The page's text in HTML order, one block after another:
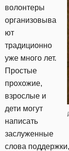
волонтеры
организовыва
ют
традиционно
уже много лет.
Простые
прохожие,
взрослые и
дети могут
написать
заслуженные
слова